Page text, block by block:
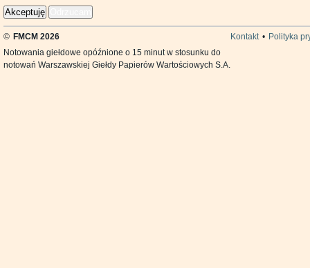
Akceptuję
© FMCM 2026 Kontakt • Polityka
Notowania giełdowe opóźnione o 15 minut w stosunku do
notowań Warszawskiej Giełdy Papierów Wartościowych S.A.